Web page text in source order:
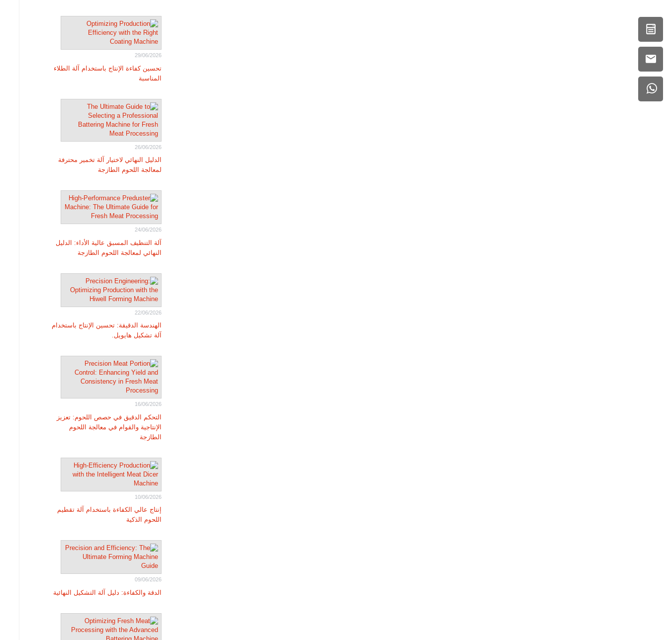
29/06/2026
تحسين كفاءة الإنتاج باستخدام آلة الطلاء
المناسبة
26/06/2026
الدليل النهائي لاختيار آلة تخمير محترفة
لمعالجة اللحوم الطازجة
24/06/2026
آلة التنظيف المسبق عالية الأداء: الدليل
النهائي لمعالجة اللحوم الطازجة
22/06/2026
الهندسة الدقيقة: تحسين الإنتاج باستخدام
آلة تشكيل هايويل.
16/06/2026
التحكم الدقيق في حصص اللحوم: تعزيز
الإنتاجية والقوام في معالجة اللحوم
الطازجة
10/06/2026
إنتاج عالي الكفاءة باستخدام آلة تقطيم
اللحوم الذكية
09/06/2026
الدقة والكفاءة: دليل آلة التشكيل النهائية